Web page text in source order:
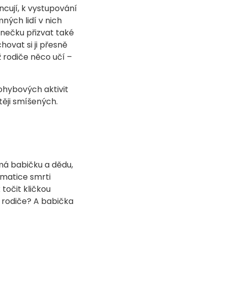
k vystupování
lidí v nich
přizvat také
si ji přesně
rodiče něco učí –
aktivit
smíšených.
babičku a dědu,
smrti
točit kličkou
A babička